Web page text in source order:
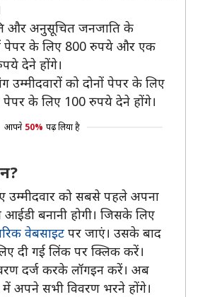
और अनुसूचित जनजाति के
पेपर के लिए 800 रुपये और एक
देने होंगे।
उम्मीदवारों को दोनों पेपर के लिए
के लिए 100 रुपये देने होंगे।
आपने 50% पढ़ लिया है
को सबसे पहले अपना
बनानी होगी। जिसके लिए
वेबसाइट पर जाएं। उसके बाद
दी गई लिंक पर क्लिक करें।
दर्ज करके लॉगइन करें। अब
अपने सभी विवरण भरने होंगे।